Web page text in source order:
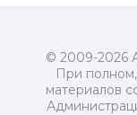
© 2009-2026
При
материалов